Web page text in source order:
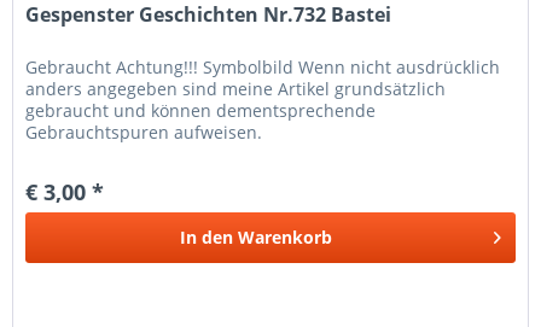
Gespenster Geschichten Nr.732 Bastei
Gebraucht Achtung!!! Symbolbild Wenn nicht ausdrücklich
anders angegeben sind meine Artikel grundsätzlich
gebraucht und können dementsprechende
Gebrauchtspuren aufweisen.
€ 3,00 *
In den Warenkorb